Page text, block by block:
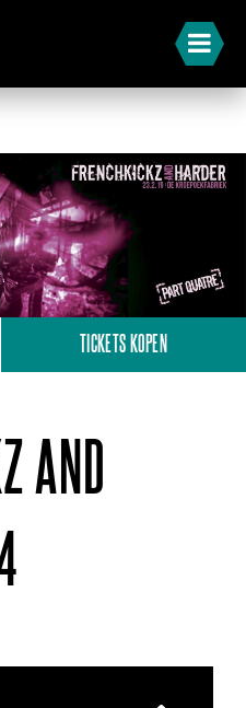
TICKETS KOPEN
AND